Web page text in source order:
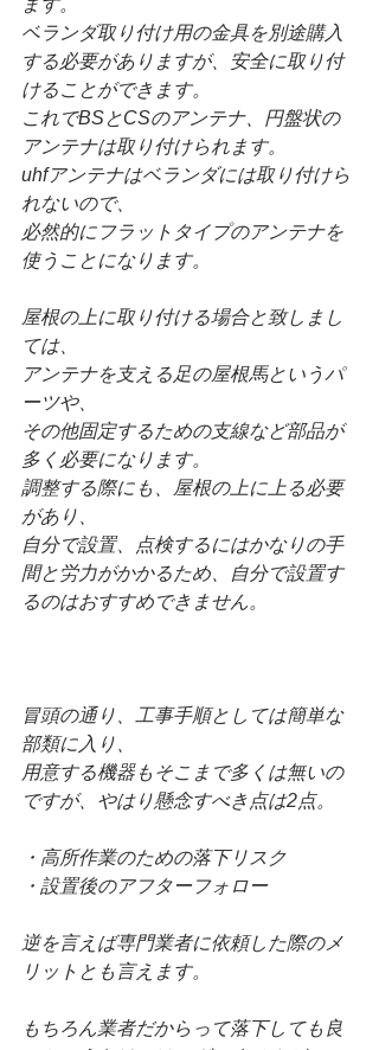
ベランダ取り付け用の金具を別途購入
する必要がありますが、安全に取り付
けることができます。
これでBSとCSのアンテナ、円盤状の
アンテナは取り付けられます。
uhfアンテナはベランダには取り付けら
れないので、
必然的にフラットタイプのアンテナを
使うことになります。
屋根の上に取り付ける場合と致しまし
ては、
アンテナを支える足の屋根馬というパ
ーツや、
その他固定するための支線など部品が
多く必要になります。
調整する際にも、屋根の上に上る必要
があり、
自分で設置、点検するにはかなりの手
間と労力がかかるため、自分で設置す
るのはおすすめできません。
冒頭の通り、工事手順としては簡単な
部類に入り、
用意する機器もそこまで多くは無いの
ですが、やはり懸念すべき点は2点。
・高所作業のための落下リスク
・設置後のアフターフォロー
逆を言えば専門業者に依頼した際のメ
リットとも言えます。
もちろん業者だからって落下しても良